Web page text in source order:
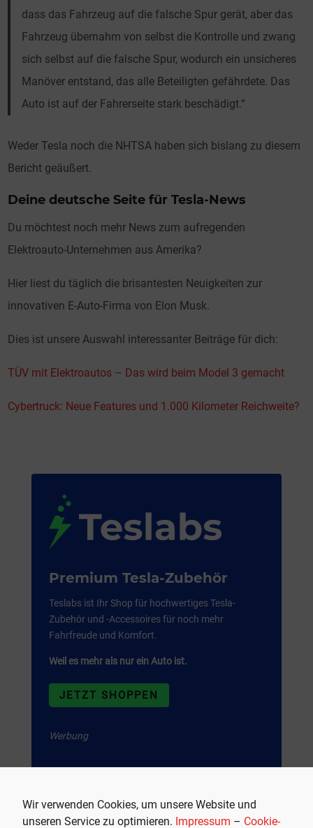
Wir verwenden Cookies, um unsere Website und
unseren Service zu optimieren. Impressum – Cookie-
dass das Fahrzeug auf die falsche Spur gerät, aber das
Fahrzeug übernahm von selbst die Kontrolle und zwang
sich selbst auf die falsche Spur, wodurch ein unsicheres
Manöver entstand, das alle Beteiligten gefährdete. Das
Auto ist auf der Fahrerseite stark beschädigt.“
Weder Tesla noch die NHTSA haben sich bislang zu diesem
Bericht geäußert.
Deine deutsche Seite für Tesla-News
Du möchtest noch mehr News zum aufregenden
Elektroauto-Unternehmen aus Amerika?
Hier liest du täglich die brisantesten Neuigkeiten zur
innovativen E-Auto-Firma von Elon Musk.
Dies ist unsere Auswahl interessanter Beiträge für dich:
TÜV mit Elektroautos – Das wird beim Model 3 gemacht
Cybertruck: Neue Features und 1.000 Kilometer Reichweite?
Premium Tesla-Zubehör
Teslabs ist Ihr Shop für hochwertiges Tesla-
Zubehör und -Accessoires für noch mehr
Fahrfreude und Komfort.
Weil es mehr als nur ein Auto ist.
JETZT SHOPPEN
Werbung